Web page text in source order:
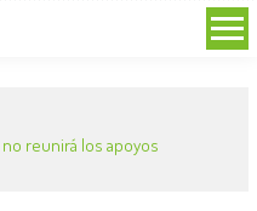
reunirá los apoyos